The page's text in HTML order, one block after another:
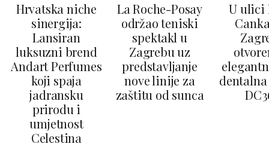
Hrvatska niche
sinergija:
Lansiran
luksuzni brend
Andart Perfumes
koji spaja
jadransku
prirodu i
umjetnost
Celestina
La Roche-Posay
održao teniski
spektakl u
Zagrebu uz
predstavljanje
nove linije za
zaštitu od sunca
U ulici